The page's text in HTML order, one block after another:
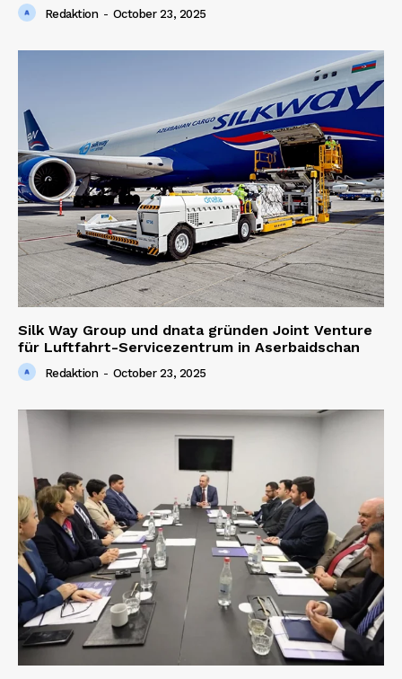
Redaktion - October 23, 2025
Silk Way Group und dnata gründen Joint Venture
für Luftfahrt-Servicezentrum in Aserbaidschan
Redaktion - October 23, 2025